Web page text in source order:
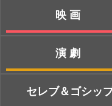
映画
演劇
セレブ＆ゴシッ